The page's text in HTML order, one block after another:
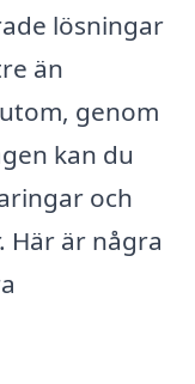
lösningar
än
genom
kan du
och
Här är några